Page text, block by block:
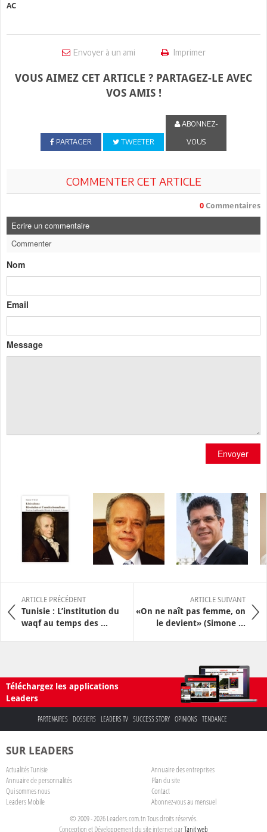
AC
Envoyer à un ami Imprimer
VOUS AIMEZ CET ARTICLE ? PARTAGEZ-LE AVEC
VOS AMIS !
PARTAGER TWEETER
ABONNEZ-
VOUS
COMMENTER CET ARTICLE
0 Commentaires
Ecrire un commentaire
Commenter
Nom
Email
Message
Envoyer
ARTICLE PRÉCÉDENT
Tunisie : L’institution du
waqf au temps des ...
ARTICLE SUIVANT
«On ne naît pas femme, on
le devient» (Simone ...
Téléchargez les applications
Leaders
PARTENAIRES DOSSIERS LEADERS TV SUCCESS STORY OPINIONS TENDANCE
SUR LEADERS
Actualités Tunisie
Annuaire des entreprises
Annuaire de personnalités
Plan du site
Qui sommes nous
Contact
Leaders Mobile
Abonnez-vous au mensuel
© 2009 - 2026 Leaders.com.tn Tous droits réservés.
Conception et Développement du site internet parTanit web